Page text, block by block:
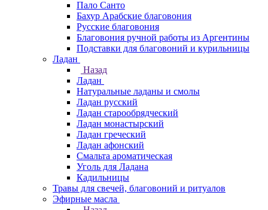
Пало Санто
Бахур Арабские благовония
Русские благовония
Благовония ручной работы из Аргентины
Подставки для благовоний и курильницы
Ладан
Назад
Ладан
Натуральные ладаны и смолы
Ладан русский
Ладан старообрядческий
Ладан монастырский
Ладан греческий
Ладан афонский
Смальта ароматическая
Уголь для Ладана
Кадильницы
Травы для свечей, благовоний и ритуалов
Эфирные масла